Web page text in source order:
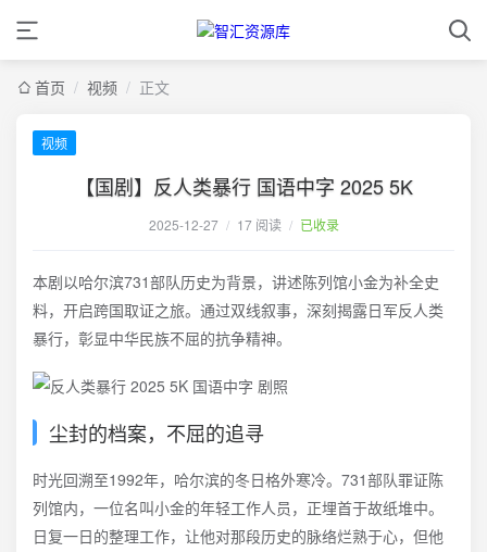
首页 / 视频 / 正文
视频
【国剧】反人类暴行 国语中字 2025 5K
2025-12-27 / 17 阅读 / 已收录
本剧以哈尔滨731部队历史为背景，讲述陈列馆小金为补全史
料，开启跨国取证之旅。通过双线叙事，深刻揭露日军反人类
暴行，彰显中华民族不屈的抗争精神。
尘封的档案，不屈的追寻
时光回溯至1992年，哈尔滨的冬日格外寒冷。731部队罪证陈
列馆内，一位名叫小金的年轻工作人员，正埋首于故纸堆中。
日复一日的整理工作，让他对那段历史的脉络烂熟于心，但他